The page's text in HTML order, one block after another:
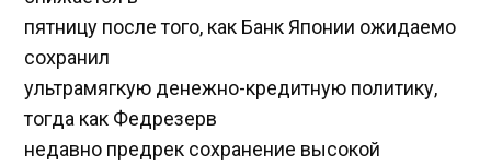
пятницу после того, как Банк Японии ожидаемо
сохранил
ультрамягкую денежно-кредитную политику,
тогда как Федрезерв
недавно предрек сохранение высокой